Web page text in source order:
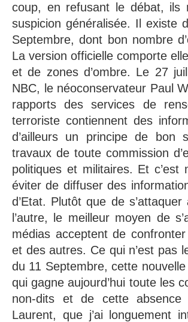
coup, en refusant le débat, ils
suspicion généralisée. Il existe
Septembre, dont bon nombre
La version officielle comporte
et de zones d’ombre. Le 27
NBC, le néoconservateur Paul
rapports des services de
terroriste contiennent des
d’ailleurs un principe de bon
travaux de toute commission
politiques et militaires. Et
éviter de diffuser des
d’Etat. Plutôt que de
l’autre, le meilleur moyen de
médias acceptent de
et des autres. Ce qui n’est pas
du 11 Septembre, cette
qui gagne aujourd’hui toute les
non-dits et de cette
Laurent, que j’ai longuement